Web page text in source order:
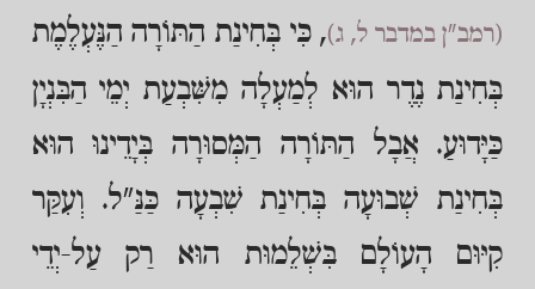
(רמב"ן במדבר ל, ג), כִּי בְּחִינַת הַתּוֹרָה הַנֶּעְלֶמֶת
בְּחִינַת נֶדֶר הוּא לְמַעְלָה מִשִּׁבְעַת יְמֵי הַבִּנְיָן
כַּיָּדוּעַ. אֲבָל הַתּוֹרָה הַמְּסוּרָה בְּיָדֵינוּ הוּא
בְּחִינַת שְׁבוּעָה בְּחִינַת שִׁבְעָה כַּנַּ"ל. וְעִקַּר
קִיּוּם הָעוֹלָם בִּשְׁלֵמוּת הוּא רַק עַל-יְדֵי